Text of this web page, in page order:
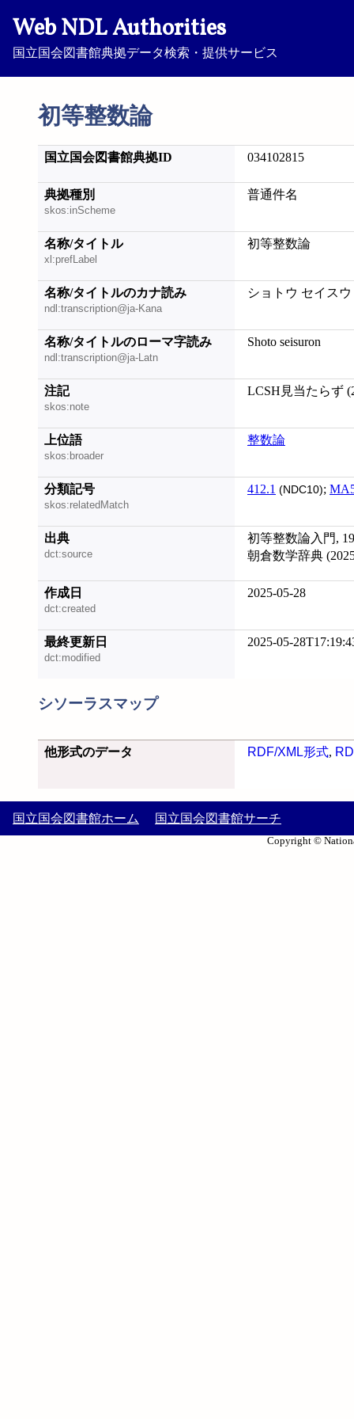
Web NDL Authorities
国立国会図書館典拠データ検索・提供サービス
初等整数論
国立国会図書館典拠ID 034102815
典拠種別
skos:inScheme
普通件名
名称/タイトル
xl:prefLabel
初等整数論
名称/タイトルのカナ読み
ndl:transcription@ja-Kana
ショトウ セイス
名称/タイトルのローマ字読み
ndl:transcription@ja-Latn
Shoto seisuron
注記
skos:note
LCSH見当たらず
上位語
skos:broader
整数論
分類記号
skos:relatedMatch
412.1 (NDC10);
出典
dct:source
初等整数論入門,
朝倉数学辞典
作成日
dct:created
2025-05-28
最終更新日
dct:modified
2025-05-
シソーラスマップ
他形式のデータ RDF/XML形式,
国立国会図書館ホーム 国立国会図書館サーチ
Copyright ©